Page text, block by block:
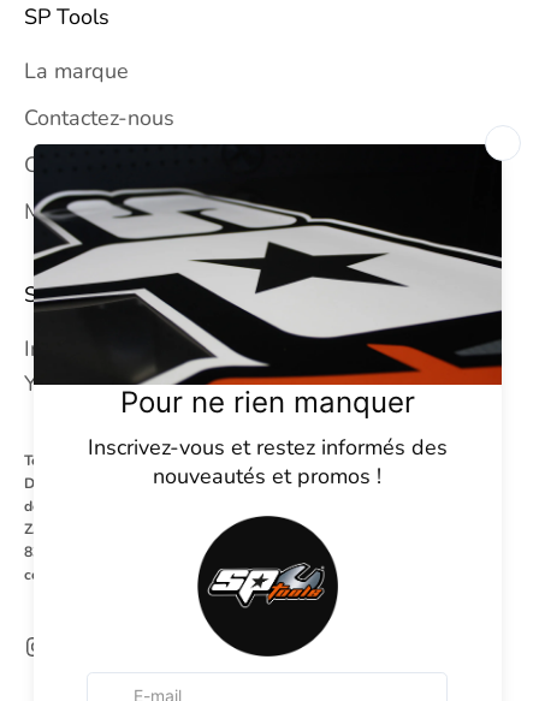
SP Tools
La marque
Contactez-nous
CGV
Mentions légales
SUIVEZ-NOUS
Instagram
YouTube
Tel : +33 (0) 4 94 93 23 65
Du Lundi au Vendredi
de 08h00 à 12h00 et de 13h30 à 17h30
ZA la Millonne - 86 rue du Revest les eaux
83140 Six Fours Les Plages
contact@sptoolsfrance.com